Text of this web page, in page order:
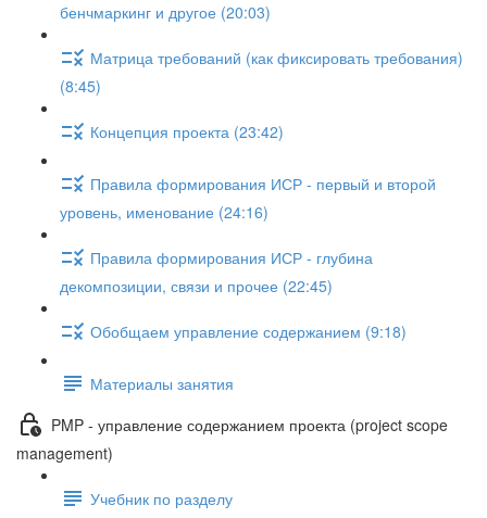
бенчмаркинг и другое (20:03)
Матрица требований (как фиксировать требования)
(8:45)
Концепция проекта (23:42)
Правила формирования ИСР - первый и второй
уровень, именование (24:16)
Правила формирования ИСР - глубина
декомпозиции, связи и прочее (22:45)
Обобщаем управление содержанием (9:18)
Материалы занятия
PMP - управление содержанием проекта (project scope
management)
Учебник по разделу